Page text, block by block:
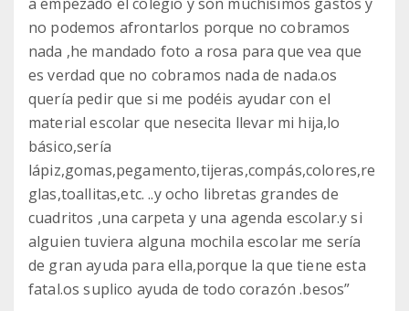
no podemos afrontarlos porque no cobramos
nada ,he mandado foto a rosa para que vea que
es verdad que no cobramos nada de nada.os
quería pedir que si me podéis ayudar con el
material escolar que nesecita llevar mi hija,lo
básico,sería
lápiz,gomas,pegamento,tijeras,compás,colores,re
glas,toallitas,etc. ..y ocho libretas grandes de
cuadritos ,una carpeta y una agenda escolar.y si
alguien tuviera alguna mochila escolar me sería
de gran ayuda para ella,porque la que tiene esta
fatal.os suplico ayuda de todo corazón .besos”